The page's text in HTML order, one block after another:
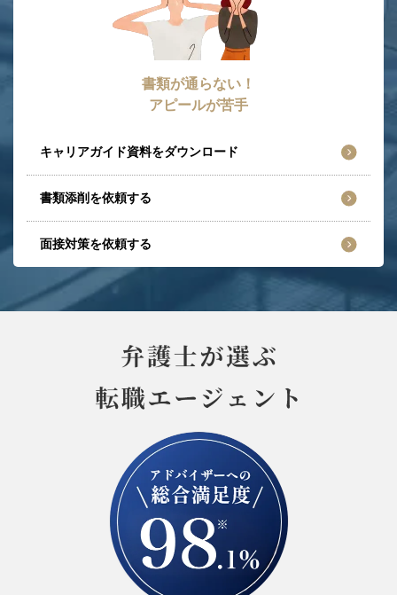
書類が通らない！
アピールが苦手
キャリアガイド資料をダウンロード
書類添削を依頼する
面接対策を依頼する